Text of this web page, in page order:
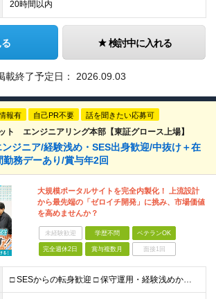
20時間以内
検討中に入れる
載終了予定日： 2026.09.03
報有 自己PR不要 話を聞きたい応募可
ト エンジニアリング本部【東証グロース上場】
ジニア/経験浅め・SES出身歓迎/中抜け＋在
務デーあり/賞与年2回
大規模ポータルサイトを完全内製化！ 上流設計
から最先端の「ゼロイチ開発」に挑み、市場価値
を高めませんか？
未経験歓迎 学歴不問 ベテランOK
完全週休2日 賞与複数月 面接1回
□ SESからの転身歓迎 □ 保守運用・経験浅めからのチャレンジ歓迎 ■ 学歴不問 ■ 何らかのシステム開発経験をお持ちの方（言語・年数不問） ＜当社で経験できること＞ ・企画、要件定義、設計、実装